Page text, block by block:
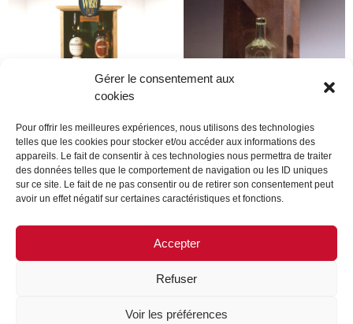
Gérer le consentement aux
cookies
Pour offrir les meilleures expériences, nous utilisons des technologies
telles que les cookies pour stocker et/ou accéder aux informations des
appareils. Le fait de consentir à ces technologies nous permettra de traiter
des données telles que le comportement de navigation ou les ID uniques
sur ce site. Le fait de ne pas consentir ou de retirer son consentement peut
avoir un effet négatif sur certaines caractéristiques et fonctions.
Accepter
Refuser
Voir les préférences
Produit
Lire la suite
Produit
Lire la suite